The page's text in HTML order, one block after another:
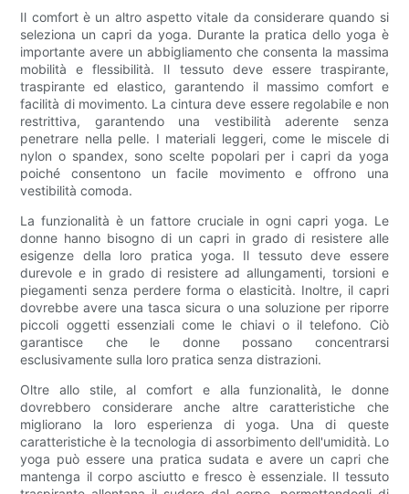
Il comfort è un altro aspetto vitale da considerare quando si
seleziona un capri da yoga. Durante la pratica dello yoga è
importante avere un abbigliamento che consenta la massima
mobilità e flessibilità. Il tessuto deve essere traspirante,
traspirante ed elastico, garantendo il massimo comfort e
facilità di movimento. La cintura deve essere regolabile e non
restrittiva, garantendo una vestibilità aderente senza
penetrare nella pelle. I materiali leggeri, come le miscele di
nylon o spandex, sono scelte popolari per i capri da yoga
poiché consentono un facile movimento e offrono una
vestibilità comoda.
La funzionalità è un fattore cruciale in ogni capri yoga. Le
donne hanno bisogno di un capri in grado di resistere alle
esigenze della loro pratica yoga. Il tessuto deve essere
durevole e in grado di resistere ad allungamenti, torsioni e
piegamenti senza perdere forma o elasticità. Inoltre, il capri
dovrebbe avere una tasca sicura o una soluzione per riporre
piccoli oggetti essenziali come le chiavi o il telefono. Ciò
garantisce che le donne possano concentrarsi
esclusivamente sulla loro pratica senza distrazioni.
Oltre allo stile, al comfort e alla funzionalità, le donne
dovrebbero considerare anche altre caratteristiche che
migliorano la loro esperienza di yoga. Una di queste
caratteristiche è la tecnologia di assorbimento dell'umidità. Lo
yoga può essere una pratica sudata e avere un capri che
mantenga il corpo asciutto e fresco è essenziale. Il tessuto